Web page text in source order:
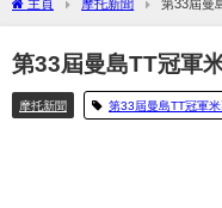
主頁 摩托新聞 第33屆曼
第33屆曼島TT冠軍
摩托新聞 第33屆曼島TT冠軍